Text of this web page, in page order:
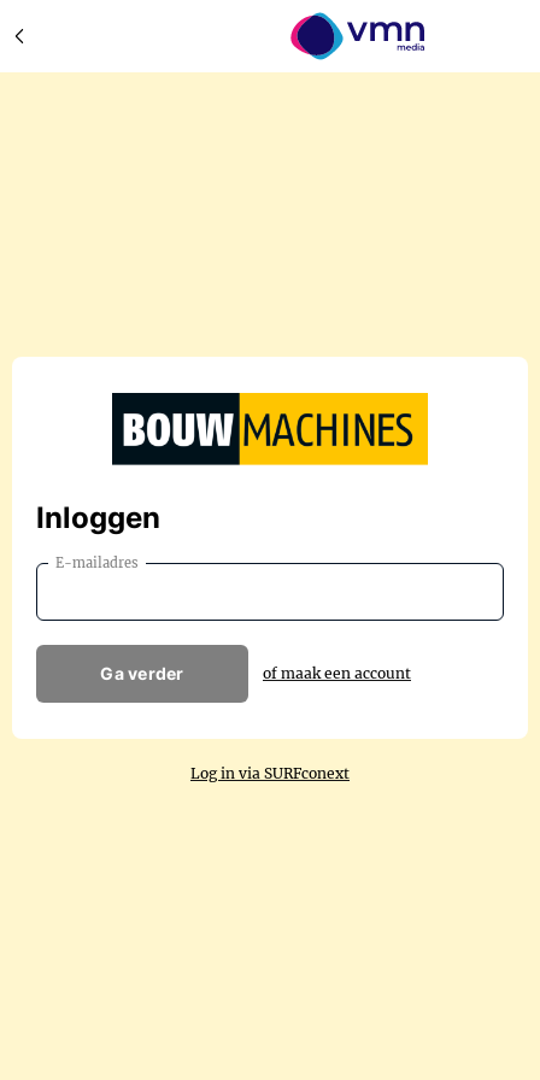
Inloggen
E-mailadres
Ga verder of maak een account
Log in via SURFconext